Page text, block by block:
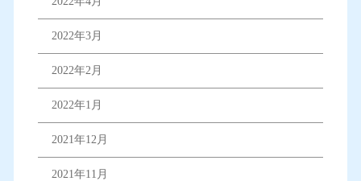
2022年3月
2022年2月
2022年1月
2021年12月
2021年11月